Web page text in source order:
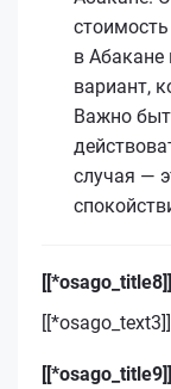
в
вариант,
Важно
случая —
[[*osago_title8]]
[[*osago_text3]]
[[*osago_title9]]